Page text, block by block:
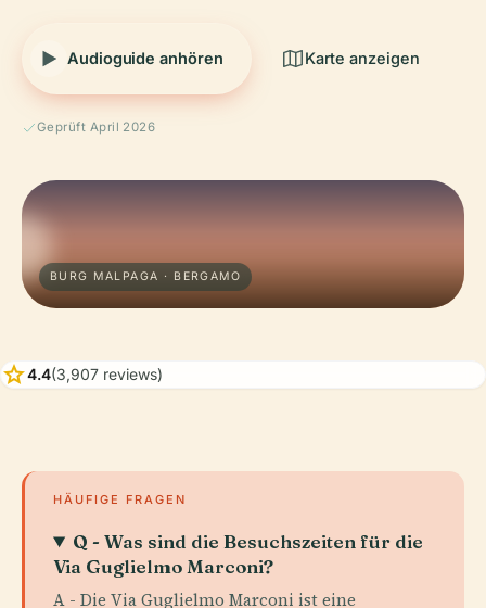
Audioguide anhören Karte anzeigen
Geprüft April 2026
BURG MALPAGA · BERGAMO
star4.4(3,907 reviews)
HÄUFIGE FRAGEN
Q - Was sind die Besuchszeiten für die
Via Guglielmo Marconi?
A - Die Via Guglielmo Marconi ist eine